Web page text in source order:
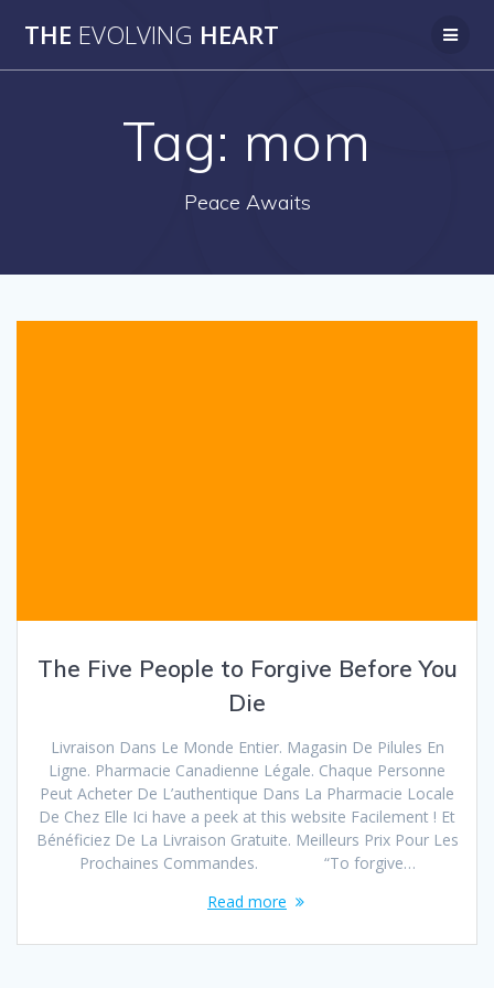
to
THE EVOLVING HEART
Tag: mom
Peace Awaits
The Five People to Forgive Before You
Die
Livraison Dans Le Monde Entier. Magasin De Pilules En
Ligne. Pharmacie Canadienne Légale. Chaque Personne
Peut Acheter De L’authentique Dans La Pharmacie Locale
De Chez Elle Ici have a peek at this website Facilement ! Et
Bénéficiez De La Livraison Gratuite. Meilleurs Prix Pour Les
Prochaines Commandes. “To forgive…
Read more